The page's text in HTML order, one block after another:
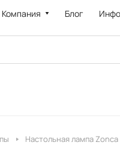
Компания Блог
Настольная лампа